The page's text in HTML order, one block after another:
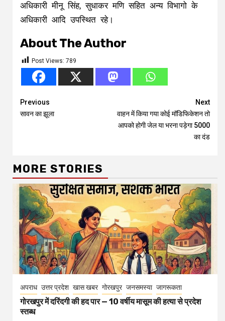
अधिकारी मीनू सिंह, सुधाकर मणि सहित अन्य विभागो के
अधिकारी आदि उपस्थित रहे।
About The Author
Post Views: 789
Continue
Reading
Previous
सावन का झूला
Next
वाहन में किया गया कोई मॉडिफिकेशन तो
आपको होगी जेल या भरना पड़ेगा 5000
का दंड
MORE STORIES
अपराध उत्तर प्रदेश खास खबर गोरखपुर जनसमस्या जागरूकता
गोरखपुर में दरिंदगी की हद पार — 10 वर्षीय मासूम की हत्या से प्रदेश
स्तब्ध